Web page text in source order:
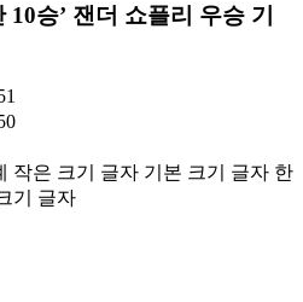
승’ 잰더 쇼플리 우승 기
작은 크기 글자 기본 크기 글자 한
기 글자